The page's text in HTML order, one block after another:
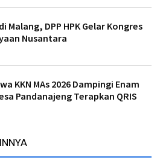
Malang, DPP HPK Gelar Kongres
Nusantara
KKN MAs 2026 Dampingi Enam
Pandanajeng Terapkan QRIS